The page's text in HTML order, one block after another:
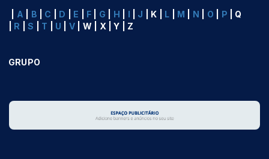
A B C D E F G H I J | K | L M N O P | Q
R |S T U V | W | X | Y | Z
GRUPO